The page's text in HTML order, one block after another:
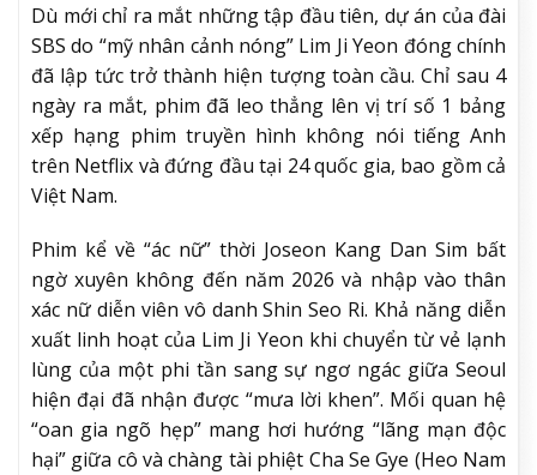
Dù mới chỉ ra mắt những tập đầu tiên, dự án của đài
SBS do “mỹ nhân cảnh nóng” Lim Ji Yeon đóng chính
đã lập tức trở thành hiện tượng toàn cầu. Chỉ sau 4
ngày ra mắt, phim đã leo thẳng lên vị trí số 1 bảng
xếp hạng phim truyền hình không nói tiếng Anh
trên Netflix và đứng đầu tại 24 quốc gia, bao gồm cả
Việt Nam.
Phim kể về “ác nữ” thời Joseon Kang Dan Sim bất
ngờ xuyên không đến năm 2026 và nhập vào thân
xác nữ diễn viên vô danh Shin Seo Ri. Khả năng diễn
xuất linh hoạt của Lim Ji Yeon khi chuyển từ vẻ lạnh
lùng của một phi tần sang sự ngơ ngác giữa Seoul
hiện đại đã nhận được “mưa lời khen”. Mối quan hệ
“oan gia ngõ hẹp” mang hơi hướng “lãng mạn độc
hại” giữa cô và chàng tài phiệt Cha Se Gye (Heo Nam